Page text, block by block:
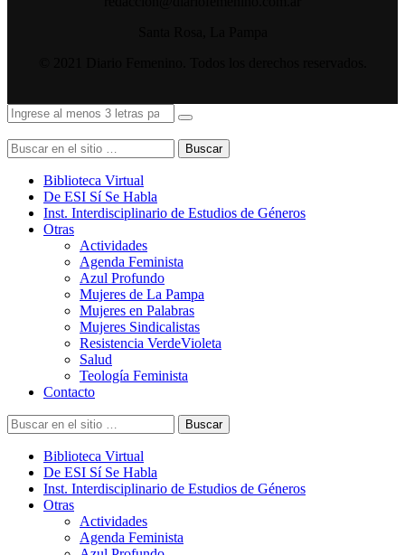
Buscar
Biblioteca Virtual
De ESI Sí Se Habla
Inst. Interdisciplinario de Estudios de Géneros
Otras
Actividades
Agenda Feminista
Azul Profundo
Mujeres de La Pampa
Mujeres en Palabras
Mujeres Sindicalistas
Resistencia VerdeVioleta
Salud
Teología Feminista
Contacto
Buscar
Biblioteca Virtual
De ESI Sí Se Habla
Inst. Interdisciplinario de Estudios de Géneros
Otras
Actividades
Agenda Feminista